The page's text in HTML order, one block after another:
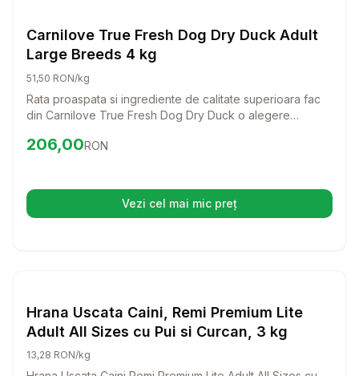
Hrana Uscata Caini
Carnilove True Fresh Dog Dry Duck Adult
Large Breeds 4 kg
51,50 RON/kg
Rata proaspata si ingrediente de calitate superioara fac
din Carnilove True Fresh Dog Dry Duck o alegere
completa nu doar ca sustine sanatatea, dar si placerea
Preț: 206.00 RON
206,00RON
Vezi cel mai mic preț(se deschide într-o filă nouă)
Hrana Uscata Caini
Hrana Uscata Caini, Remi Premium Lite
Adult All Sizes cu Pui si Curcan, 3 kg
13,28 RON/kg